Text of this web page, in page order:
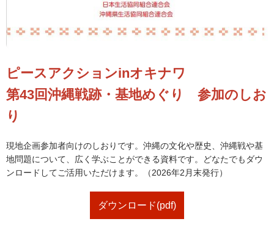
ピースアクションinオキナワ
第43回沖縄戦跡・基地めぐり 参加のしお
り
現地企画参加者向けのしおりです。沖縄の文化や歴史、沖縄戦や基
地問題について、広く学ぶことができる資料です。どなたでもダウ
ンロードしてご活用いただけます。（2026年2月末発行）
ダウンロード(pdf)